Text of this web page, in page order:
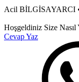
Acil BİLGİSAYARCI
Hoşgeldiniz Size Nasıl
Cevap Yaz